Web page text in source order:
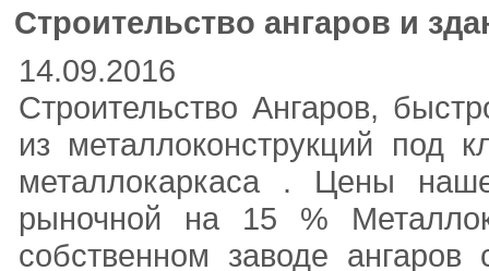
Строительство ангаров и
14.09.2016
Строительство Ангаров,
из металлоконструкций под
металлокаркаса . Цены
рыночной на 15 %
собственном заводе